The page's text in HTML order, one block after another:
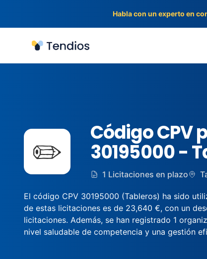
Habla con un experto en
Tendios
✏️
Código CPV
30195000 -
1 Licitaciones en plazo
El código CPV 30195000 (Tableros) ha sido
de estas licitaciones es de 23,640 €, con un
licitaciones. Además, se han registrado 1
nivel saludable de competencia y una gestión